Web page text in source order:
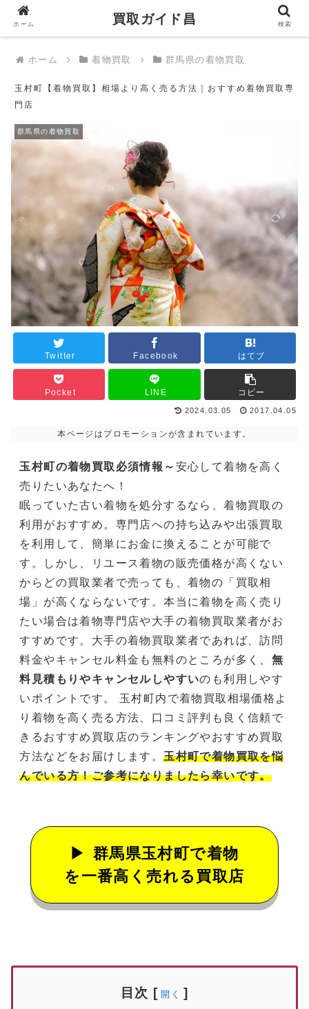
買取ガイド昌
ホーム 着物買取 群馬県の着物買取
玉村町【着物買取】相場より高く売る方法｜おすすめ着物買取専
門店
群馬県の着物買取
Twitter Facebook はてブ
Pocket LINE コピー
2024.03.05 2017.04.05
本ページはプロモーションが含まれています。
玉村町の着物買取必須情報～ 安心して着物を高く
売りたいあなたへ！
眠っていた古い着物を処分するなら、着物買取の
利用がおすすめ。専門店への持ち込みや出張買取
を利用して、簡単にお金に換えることが可能で
す。しかし、リユース着物の販売価格が高くない
からどの買取業者で売っても、着物の「買取相
場」が高くならないです。本当に着物を高く売り
たい場合は着物専門店や大手の着物買取業者がお
すすめです。大手の着物買取業者であれば、訪問
料金やキャンセル料金も無料のところが多く、 無
料見積もりやキャンセルしやすいのも利用しやす
いポイントです。 玉村町内で着物買取相場価格よ
り着物を高く売る方法、口コミ評判も良く信頼で
きるおすすめ買取店のランキングやおすすめ買取
方法などをお届けします。玉村町で着物買取を悩
んでいる方！ご参考になりましたら幸いです。
群馬県玉村町で着物
を一番高く売れる買取店
目次 [ 開く ]
ホーム 買取ガイド昌 検索